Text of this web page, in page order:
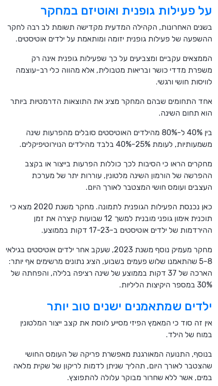
על פעילות גופנית ואוטיזם במחקר
בשנים האחרונות, הקהילה המדעית מקדישה תשומת לב רבה לחקר
ההשפעה של פעילות גופנית יזומה ומותאמת על ילדים אוטיסטים.
הממצאים עקביים ומצביעים על כך שפעילות גופנית אינה רק
משפרת מדדי כושר ובריאות מטבולית, אלא מהווה כלי רב-עוצמה
לוויסות חושי ורגשי.
אחד התחומים שבהם המחקר מציג את התוצאות הדרמטיות ביותר
הוא תחום השינה.
בין 40% ל-80% מהילדים האוטיסטים סובלים מהפרעות שינה
משמעותיות, לעומת 25%-40% בלבד מהילדים הנוירוטיפיקלים.
מחקרים הראו כי הסיבות לכך כוללות הפרעות בייצור או בקצב
ההפרשה של הורמון השינה מלטונין, עוררות יתר של מערכת
העצבים ועומס חושי המצטבר לאורך היום.
כאן נכנסת הפעילות הגופנית לתמונה. מחקר משנת 2020 מצא כי
תוכנית אימון גופני מובנית למשך 12 שבועות קיצרה את זמן
ההירדמות של ילדים אוטיסטים ב-17-23 דקות בממוצע.
מחקר מעמיק נוסף משנת 2023, שעקב אחר ילדים אוטיסטים בגילאי
5-8 שהתאמנו שלוש פעמים בשבוע, הציג נתונים מרשימים אף יותר:
הארכה של 37 דקות בממוצע של שינה רציפה בלילה, והפחתה של
30% במספר היקיצות הליליות.
ילדים שמתאמנים ישנים טוב יותר
אין זה סוד כי המאמץ הפיזי מסייע לווסת את קצב ייצור המלטונין
במוח של הילד.
בנוסף, התנועה המאורגנת מאפשרת פריקה של העומס החושי
שהצטבר לאורך היום, תהליך שניתן לדמות לריקון של שקית מלאה
במים, אשר ללא שחרור מבוקר עלולה להתפוצץ.